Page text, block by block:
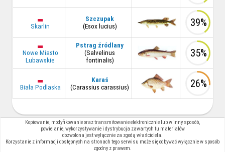
Skarlin
Szczupak
(Esox lucius)
39%
Nowe Miasto
Lubawskie
Pstrag źródlany
(Salvelinus
fontinalis)
35%
Biała Podlaska
Karaś
(Carassius carassius)
26%
Kopiowanie, modyfikowanie oraz transmitowanie elektronicznie lub w inny sposób,
powielanie, wykorzystywanie i dystrybucja zawartych tu materiałów
dozwolona jest wyłącznie za zgodą właściciela.
Korzystanie z informacji dostępnych na stronach tego serwisu może się odbywać wyłącznie w sposób
zgodny z prawem.